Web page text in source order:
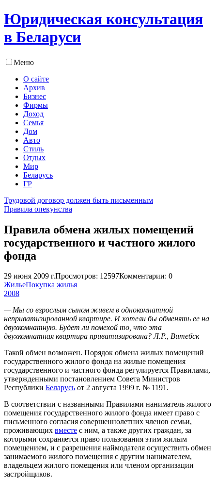
Юридическая консультация
в Беларуси
Меню
О сайте
Архив
Бизнес
Фирмы
Доход
Семья
Дом
Авто
Стиль
Отдых
Мир
Беларусь
ГР
Трудовой договор должен быть письменным
Правила опекунства
Правила обмена жилых помещений
государственного и частного жилого
фонда
29 июня 2009 г.Просмотров: 12597Комментарии: 0
ЖильеПокупка жилья
2008
— Мы со взрослым сыном живем в однокомнатной
неприватизированной квартире. И хотели бы обменять ее на
двухкомнатную. Будет ли помехой то, что эта
двухкомнатная квартира приватизирована? Л.Р., Витебск
Такой обмен возможен. Порядок обмена жилых помещений
государственного жилого фонда на жилые помещения
государственного и частного фонда регулируется Правилами,
утвержденными постановлением Совета Министров
Республики Беларусь от 2 августа 1999 г. № 1191.
В соответствии с названными Правилами наниматель жилого
помещения государственного жилого фонда имеет право с
письменного согласия совершеннолетних членов семьи,
проживающих вместе с ним, а также других граждан, за
которыми сохраняется право пользования этим жилым
помещением, и с разрешения наймодателя осуществить обмен
занимаемого жилого помещения с другим нанимателем,
владельцем жилого помещения или членом организации
застройщиков.